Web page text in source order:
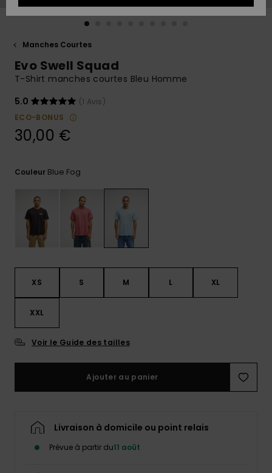
conversation
obtenir la
plus rapide
à votre
Démarrer
fréquentes
et notre
formulaire
de
contact.
la FAQ
Manches Courtes
Evo Swell Squad
T-Shirt manches courtes Bleu Homme
5.0
(1 Avis)
ECO-BONUS
30,00 €
Couleur Blue Fog
XS S M L XL
XXL
Voir le Guide des tailles
Ajouter au panier
Livraison à domicile ou point relais
Prévue à partir du11 août